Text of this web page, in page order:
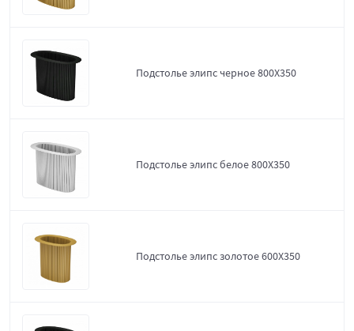
Подстолье элипс черное 800Х350
Подстолье элипс белое 800Х350
Подстолье элипс золотое 600Х350